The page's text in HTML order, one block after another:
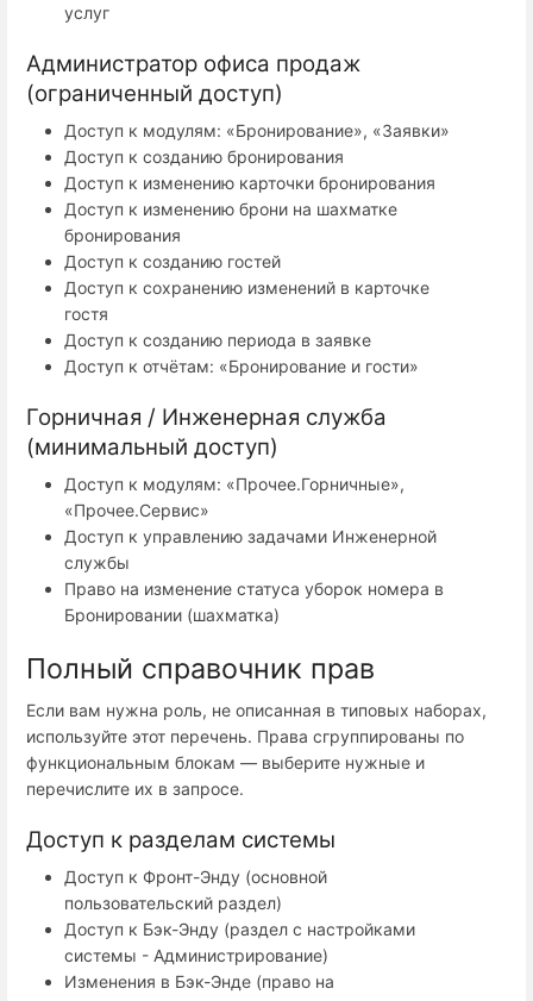
услуг
Администратор офиса продаж
(ограниченный доступ)
Доступ к модулям: «Бронирование», «Заявки»
Доступ к созданию бронирования
Доступ к изменению карточки бронирования
Доступ к изменению брони на шахматке
бронирования
Доступ к созданию гостей
Доступ к сохранению изменений в карточке
гостя
Доступ к созданию периода в заявке
Доступ к отчётам: «Бронирование и гости»
Горничная / Инженерная служба
(минимальный доступ)
Доступ к модулям: «Прочее.Горничные»,
«Прочее.Сервис»
Доступ к управлению задачами Инженерной
службы
Право на изменение статуса уборок номера в
Бронировании (шахматка)
Полный справочник прав
Если вам нужна роль, не описанная в типовых наборах,
используйте этот перечень. Права сгруппированы по
функциональным блокам — выберите нужные и
перечислите их в запросе.
Доступ к разделам системы
Доступ к Фронт-Энду (основной
пользовательский раздел)
Доступ к Бэк-Энду (раздел с настройками
системы - Администрирование)
Изменения в Бэк-Энде (право на